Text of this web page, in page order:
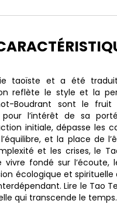
taoïste et a été
reflète le style et la
Boudrant sont le fruit
l’intérêt de sa
initiale, dépasse les
et la place de
et les crises, le
fondé sur l’écoute,
écologique et spirituelle
Lire le Tao Te
qui transcende le temps.